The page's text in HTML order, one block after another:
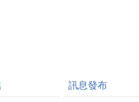
訊息發布